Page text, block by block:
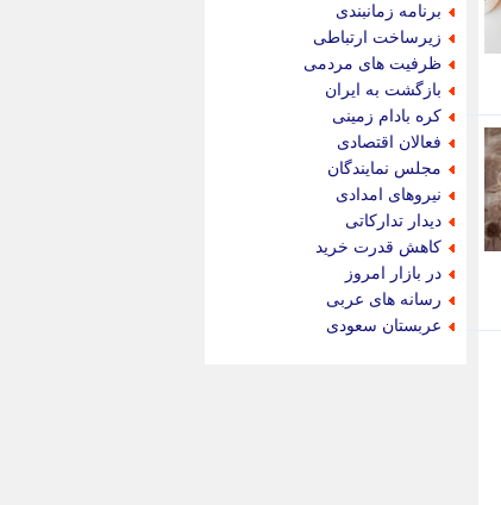
برنامه زمانبندی
زیرساخت ارتباطی
ظرفیت های مردمی
بازگشت به ایران
کره بادام زمینی
فعالان اقتصادی
مجلس نمایندگان
نیروهای امدادی
دیدار تدارکاتی
کاهش قدرت خرید
در بازار امروز
رسانه های عربی
عربستان سعودی